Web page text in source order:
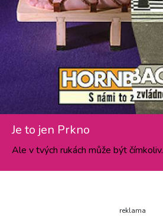
Je to jen Prkno
Ale v tvých rukách může být čímkoliv.
reklama